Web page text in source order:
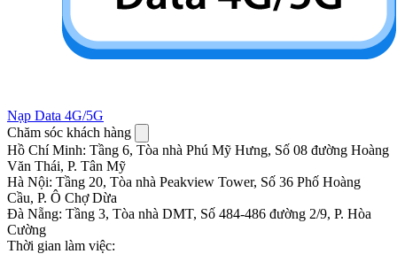
Nạp Data 4G/5G
Chăm sóc khách hàng
Hồ Chí Minh: Tầng 6, Tòa nhà Phú Mỹ Hưng, Số 08 đường Hoàng
Văn Thái, P. Tân Mỹ
Hà Nội: Tầng 20, Tòa nhà Peakview Tower, Số 36 Phố Hoàng
Cầu, P. Ô Chợ Dừa
Đà Nẵng: Tầng 3, Tòa nhà DMT, Số 484-486 đường 2/9, P. Hòa
Cường
Thời gian làm việc: